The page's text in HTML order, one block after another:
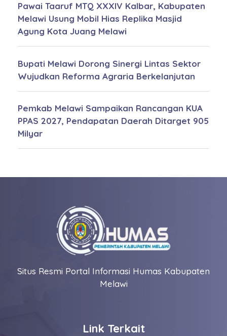
Pawai Taaruf MTQ XXXIV Kalbar, Kabupaten
Melawi Usung Mobil Hias Replika Masjid
Agung Kota Juang Melawi
Bupati Melawi Dorong Sinergi Lintas Sektor
Wujudkan Reforma Agraria Berkelanjutan
Pemkab Melawi Sampaikan Rancangan KUA
PPAS 2027, Pendapatan Daerah Ditarget 905
Milyar
Situs Resmi Portal Informasi Humas Kabupaten
Melawi
Link Terkait